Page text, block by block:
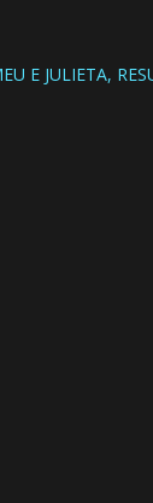
E JULIETA